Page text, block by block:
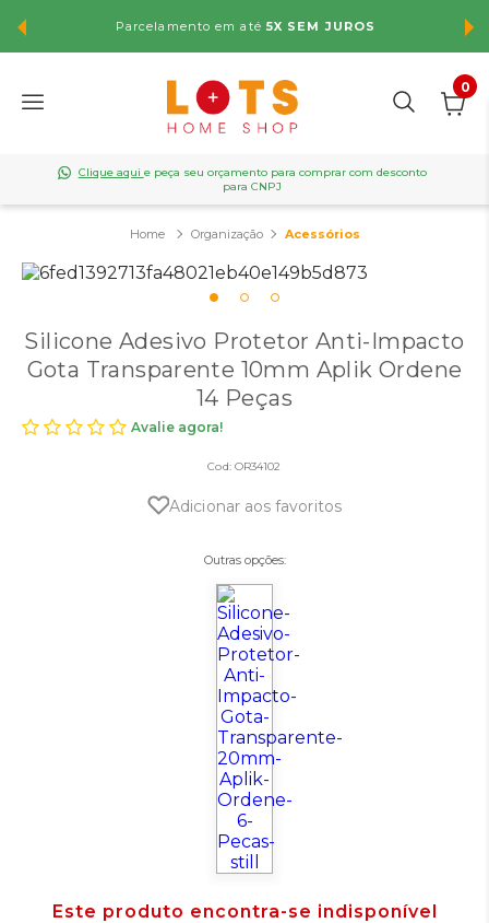
Parcelamento em até 5X SEM JUROS
0
Clique aqui e peça seu orçamento para comprar com desconto
para CNPJ
Organização Acessórios
Silicone Adesivo Protetor Anti-Impacto
Gota Transparente 10mm Aplik Ordene
14 Peças
Avalie agora!
Cod: OR34102
Adicionar aos favoritos
Outras opções: